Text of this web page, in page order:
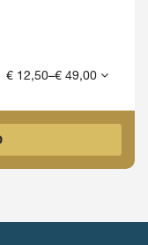
€ 12,50–€ 49,00